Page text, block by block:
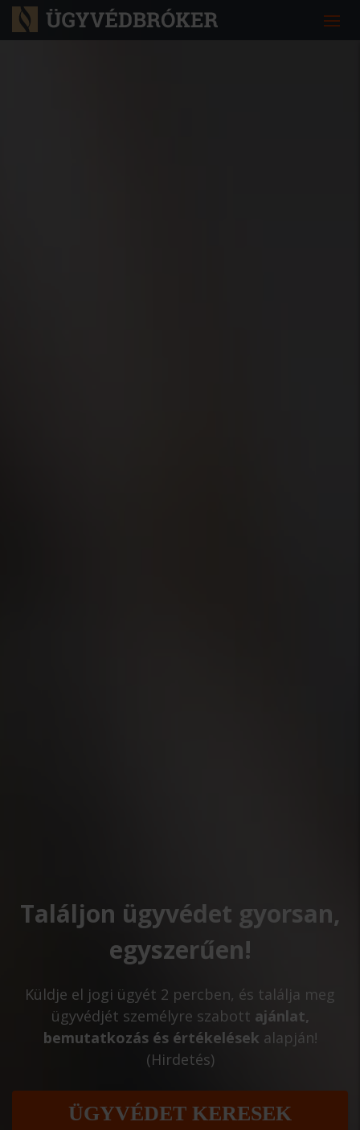
Találjon ügyvédet gyorsan,
egyszerűen!
Küldje el jogi ügyét 2 percben, és találja meg
ügyvédjét személyre szabott ajánlat,
bemutatkozás és értékelések alapján!
(Hirdetés)
ÜGYVÉDET KERESEK